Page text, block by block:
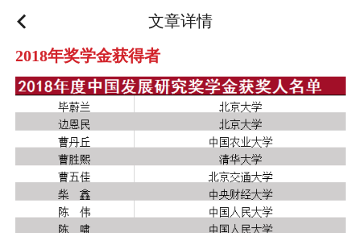
文章详情
2018年奖学金获得者